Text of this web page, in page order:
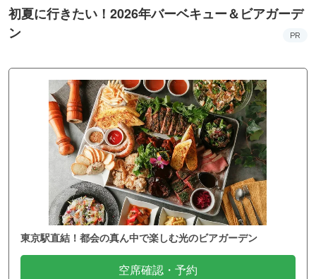
初夏に行きたい！2026年バーベキュー＆ビアガーデ
ン
PR
東京駅直結！都会の真ん中で楽しむ光のビアガーデン
空席確認・予約